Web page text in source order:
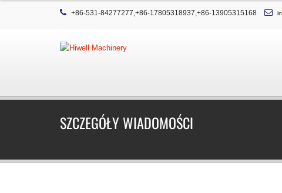
+86-531-84277277,+86-17805318937,+86-13905315168
SZCZEGÓŁY WIADOMOŚCI